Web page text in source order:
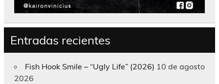
Entradas recientes
Fish Hook Smile – “Ugly Life” (2026) 10 de agosto
2026